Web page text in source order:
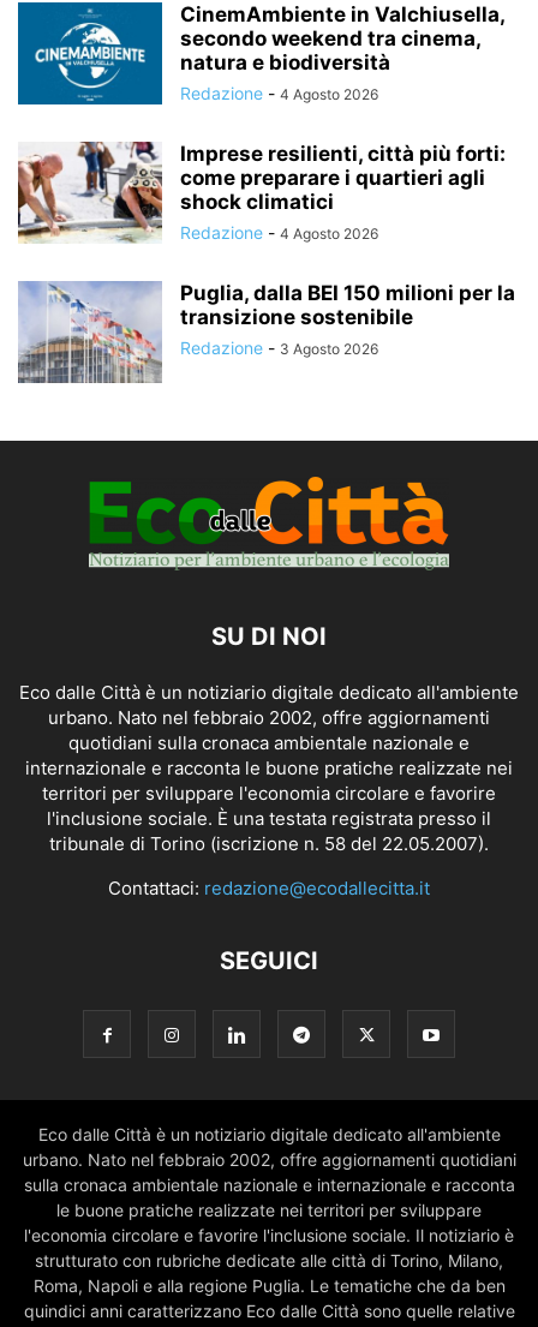
CinemAmbiente in Valchiusella,
secondo weekend tra cinema,
natura e biodiversità
Redazione - 4 Agosto 2026
Imprese resilienti, città più forti:
come preparare i quartieri agli
shock climatici
Redazione - 4 Agosto 2026
Puglia, dalla BEI 150 milioni per la
transizione sostenibile
Redazione - 3 Agosto 2026
SU DI NOI
Eco dalle Città è un notiziario digitale dedicato all'ambiente
urbano. Nato nel febbraio 2002, offre aggiornamenti
quotidiani sulla cronaca ambientale nazionale e
internazionale e racconta le buone pratiche realizzate nei
territori per sviluppare l'economia circolare e favorire
l'inclusione sociale. È una testata registrata presso il
tribunale di Torino (iscrizione n. 58 del 22.05.2007).
Contattaci: redazione@ecodallecitta.it
SEGUICI
Eco dalle Città è un notiziario digitale dedicato all'ambiente
urbano. Nato nel febbraio 2002, offre aggiornamenti quotidiani
sulla cronaca ambientale nazionale e internazionale e racconta
le buone pratiche realizzate nei territori per sviluppare
l'economia circolare e favorire l'inclusione sociale. Il notiziario è
strutturato con rubriche dedicate alle città di Torino, Milano,
Roma, Napoli e alla regione Puglia. Le tematiche che da ben
quindici anni caratterizzano Eco dalle Città sono quelle relative